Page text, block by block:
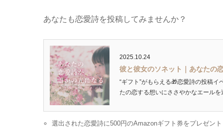
あなたも恋愛詩を投稿してみませんか？
2025.10.24
彼と彼女のソネット｜あなたの
“ギフト”がもらえる🎁恋愛詩の投稿
たの恋する想いにささやかなエールを
選出された恋愛詩に500円のAmazonギフト券をプレゼント